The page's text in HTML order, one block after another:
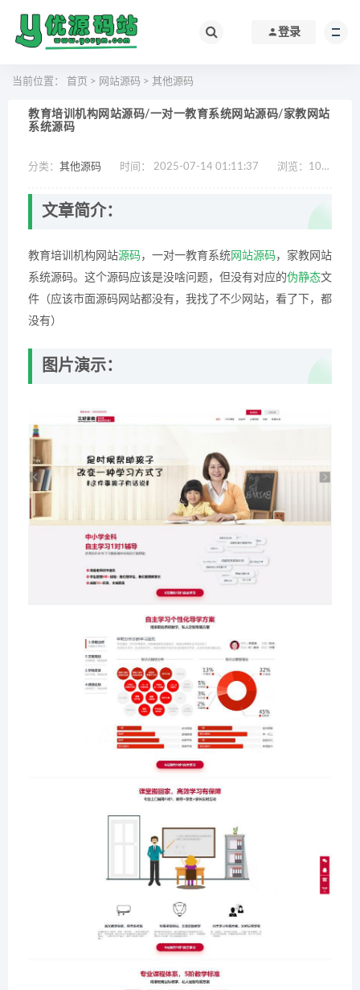
登录
当前位置： 首页 > 网站源码 > 其他源码
教育培训机构网站源码/一对一教育系统网站源码/家教网站
系统源码
分类： 其他源码 时间： 2025-07-14 01:11:37 浏览： 1054
文章简介：
教育培训机构网站源码，一对一教育系统网站源码，家教网站
系统源码。这个源码应该是没啥问题，但没有对应的伪静态文
件（应该市面源码网站都没有，我找了不少网站，看了下，都
没有）
图片演示：